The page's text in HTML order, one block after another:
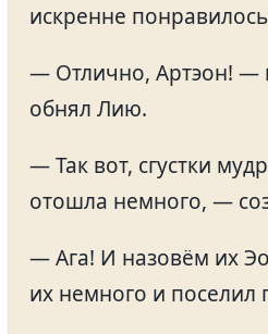
искренне
— Отлично, Артэон! —
обнял Лию.
— Так вот, сгустки
отошла немного, —
— Ага! И назовём их
их немного и поселил